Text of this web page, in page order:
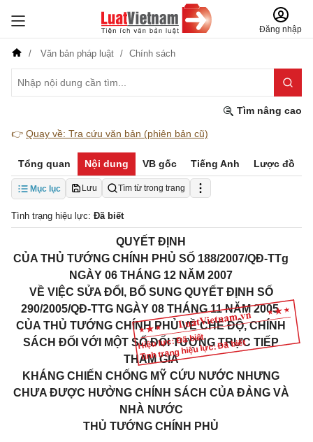
Đăng nhập
Văn bản pháp luật Chính sách
Tìm nâng cao
👉 Quay về: Tra cứu văn bản (phiên bản cũ)
Tổng quan Nội dung VB gốc Tiếng Anh Lược đồ
Mục lục Lưu Tìm từ trong trang
Tình trạng hiệu lực: Đã biết
Hiệu lực: Đã biết
Tình trạng hiệu lực: Đã biết
QUYẾT ĐỊNH
CỦA THỦ TƯỚNG CHÍNH PHỦ SỐ 188/2007/QĐ-TTg
NGÀY 06 THÁNG 12 NĂM 2007
VỀ VIỆC SỬA ĐỔI, BỔ SUNG QUYẾT ĐỊNH SỐ
290/2005/QĐ-TTG NGÀY 08 THÁNG 11 NĂM 2005
CỦA THỦ TƯỚNG CHÍNH PHỦ VỀ CHẾ ĐỘ,CHÍNH
SÁCH ĐỐI VỚI MỘT SỐ ĐỐI TƯỢNG TRỰC TIẾP
THAM GIA
KHÁNG CHIẾN CHỐNG MỸ CỨU NƯỚC NHƯNG
CHƯA ĐƯỢC HƯỞNG CHÍNH SÁCH CỦA ĐẢNG VÀ
NHÀ NƯỚC
THỦ TƯỚNG CHÍNH PHỦ